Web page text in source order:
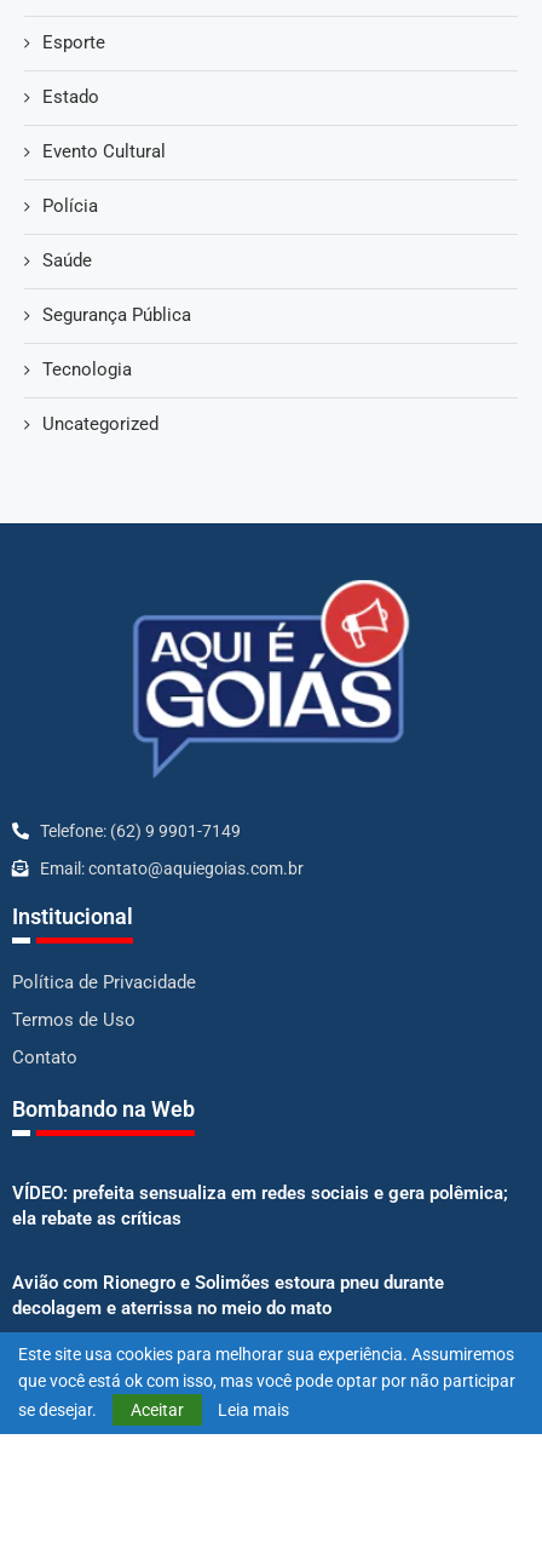
Esporte
Estado
Evento Cultural
Polícia
Saúde
Segurança Pública
Tecnologia
Uncategorized
Telefone: (62) 9 9901-7149
Email: contato@aquiegoias.com.br
Institucional
Política de Privacidade
Termos de Uso
Contato
Bombando na Web
VÍDEO: prefeita sensualiza em redes sociais e gera polêmica;
ela rebate as críticas
Avião com Rionegro e Solimões estoura pneu durante
decolagem e aterrissa no meio do mato
Senado aprova proibição de atletas e influenciadores em
anúncios de bets
Este site usa cookies para melhorar sua experiência. Assumiremos
que você está ok com isso, mas você pode optar por não participar
se desejar.
Aceitar Leia mais